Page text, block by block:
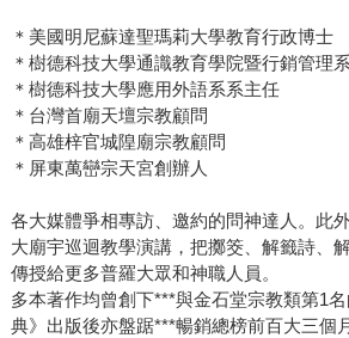
＊美國明尼蘇達聖瑪莉大學教育行政博士
＊樹德科技大學通識教育學院暨行銷管理
＊樹德科技大學應用外語系系主任
＊台灣首廟天壇宗教顧問
＊高雄梓官城隍廟宗教顧問
＊屏東萬巒宗天宮創辦人
各大媒體爭相專訪、邀約的問神達人。此
大廟宇巡迴教學演講，把擲筊、解籤詩、
傳授給更多普羅大眾和神職人員。
多本著作均曾創下***與金石堂宗教類第1
典》出版後亦盤踞***暢銷總榜前百大三個